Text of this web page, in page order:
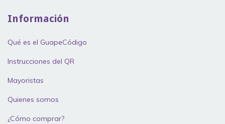
Información
Qué es el GuapeCódigo
Instrucciones del QR
Mayoristas
Quienes somos
¿Cómo comprar?